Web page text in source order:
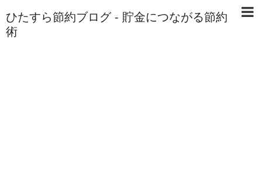
ひたすら節約ブログ - 貯金につながる節約
術